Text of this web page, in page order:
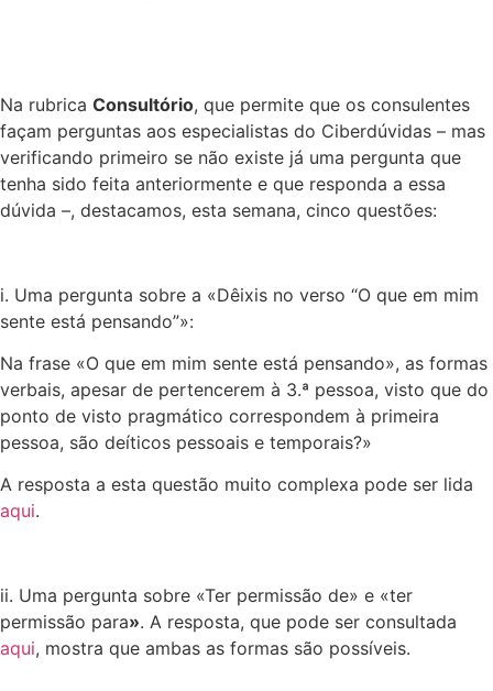
Na rubrica Consultório, que permite que os consulentes
façam perguntas aos especialistas do Ciberdúvidas – mas
verificando primeiro se não existe já uma pergunta que
tenha sido feita anteriormente e que responda a essa
dúvida –, destacamos, esta semana, cinco questões:
i. Uma pergunta sobre a «Dêixis no verso “O que em mim
sente está pensando”»:
Na frase «O que em mim sente está pensando», as formas
verbais, apesar de pertencerem à 3.ª pessoa, visto que do
ponto de visto pragmático correspondem à primeira
pessoa, são deíticos pessoais e temporais?»
A resposta a esta questão muito complexa pode ser lida
aqui.
ii. Uma pergunta sobre «Ter permissão de» e «ter
permissão para». A resposta, que pode ser consultada
aqui, mostra que ambas as formas são possíveis.